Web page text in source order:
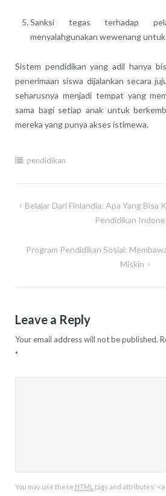
Sanksi tegas terhadap
menyalahgunakan wewenang
Sistem pendidikan yang adil hanya
penerimaan siswa dijalankan secara
seharusnya menjadi tempat yang
sama bagi setiap anak untuk
mereka yang punya akses istimewa.
pendidikan
Post
Belajar Dari Finlandia: Apa Yang Bisa
Pendidikan
Program Pendidikan Sosial:
Miskin
Leave a Reply
Your email address will not be published.
*
You may use these HTML tags and attributes: